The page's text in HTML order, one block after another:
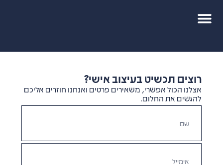
רוצים תכשיט בעיצוב אישי?
אצלנו הכול אפשרי, משאירים פרטים ואנחנו חוזרים אליכם
להגשים את החלום.